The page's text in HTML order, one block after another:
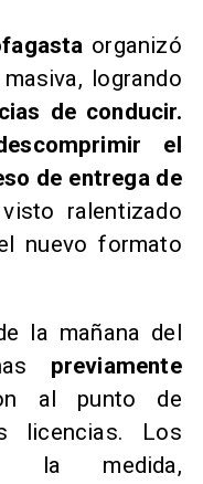
organizó
logrando
de conducir.
el
de entrega de
ralentizado
nuevo formato
la mañana del
previamente
al punto de
licencias. Los
la medida,